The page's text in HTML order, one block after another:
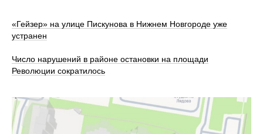
«Гейзер» на улице Пискунова в Нижнем Новгороде уже
устранен
Число нарушений в районе остановки на площади
Революции сократилось